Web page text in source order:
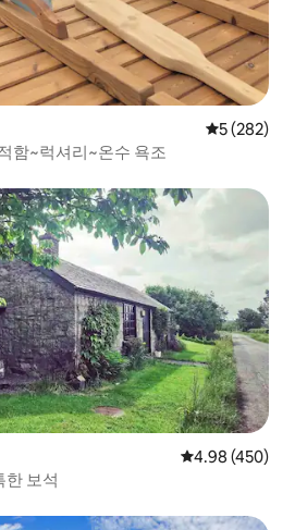
평점 5점(5
5 (282)
함~럭셔리~온수 욕조
평점 4.98점(5
4.98 (450)
한 보석